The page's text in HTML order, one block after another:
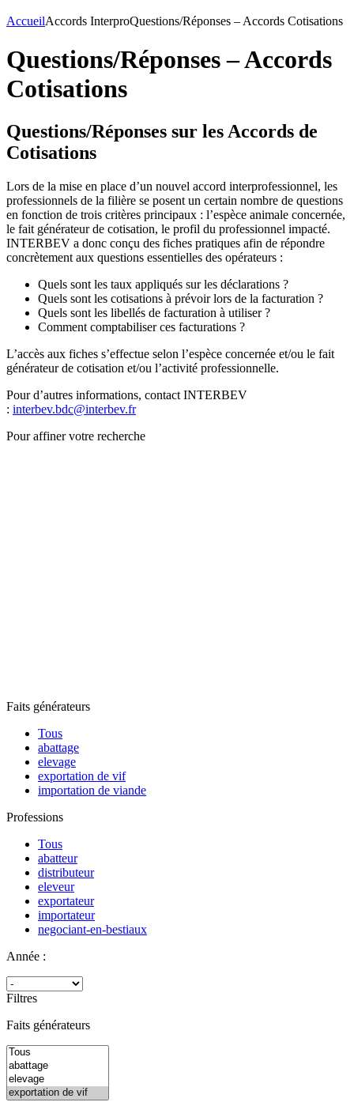
AccueilAccords InterproQuestions/Réponses – Accords Cotisations
Questions/Réponses – Accords
Cotisations
Questions/Réponses sur les Accords de
Cotisations
Lors de la mise en place d’un nouvel accord interprofessionnel, les
professionnels de la filière se posent un certain nombre de questions
en fonction de trois critères principaux : l’espèce animale concernée,
le fait générateur de cotisation, le profil du professionnel impacté.
INTERBEV a donc conçu des fiches pratiques afin de répondre
concrètement aux questions essentielles des opérateurs :
Quels sont les taux appliqués sur les déclarations ?
Quels sont les cotisations à prévoir lors de la facturation ?
Quels sont les libellés de facturation à utiliser ?
Comment comptabiliser ces facturations ?
L’accès aux fiches s’effectue selon l’espèce concernée et/ou le fait
générateur de cotisation et/ou l’activité professionnelle.
Pour d’autres informations, contact INTERBEV
: interbev.bdc@interbev.fr
Pour affiner votre recherche
Faits générateurs
Tous
abattage
elevage
exportation de vif
importation de viande
Professions
Tous
abatteur
distributeur
eleveur
exportateur
importateur
negociant-en-bestiaux
Année :
Filtres
Faits générateurs